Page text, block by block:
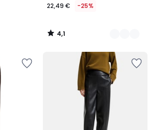
22,49 € -25%
4,1
/